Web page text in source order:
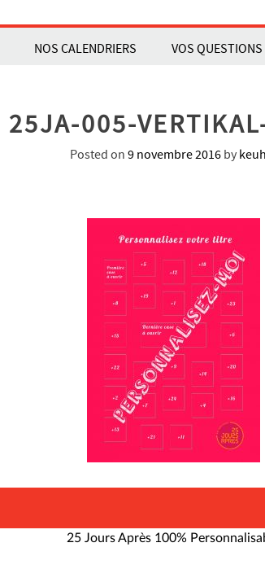
NOS CALENDRIERS VOS QUESTIONS
25JA-005-
Posted on 9 novembre 2016by
25 Jours Après 100%